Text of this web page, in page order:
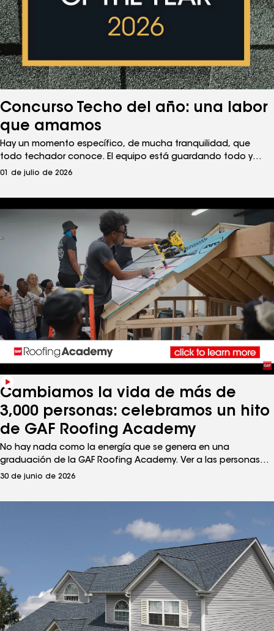
Concurso Techo del año: una labor
que amamos
Hay un momento específico, de mucha tranquilidad, que
todo techador conoce. El equipo está guardando todo y
limpiando el sitio de trabajo, mientras tú das un paso hacia
construir un sistema resistente, es lo que llamamos una labor
01 de julio de 2026
Cambiamos la vida de más de
3,000 personas: celebramos un hito
de GAF Roofing Academy
No hay nada como la energía que se genera en una
graduación de la GAF Roofing Academy. Ver a las personas
adquirir las habilidades, la confianza y las conexiones para
programa lanzado en 2020.
30 de junio de 2026